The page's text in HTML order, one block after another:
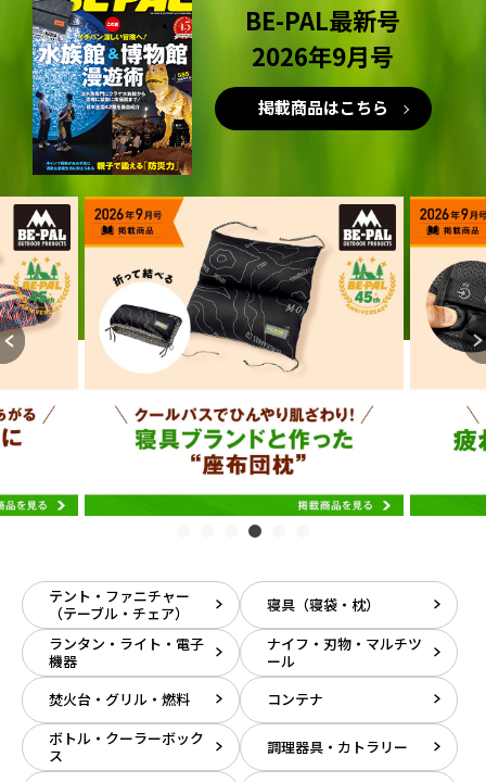
BE-PAL最新号
2026年9月号
掲載商品はこちら
テント・ファニチャー
（テーブル・チェア）
寝具（寝袋・枕）
ランタン・ライト・電子
機器
ナイフ・刃物・マルチツ
ール
焚火台・グリル・燃料
コンテナ
ボトル・クーラーボック
ス
調理器具・カトラリー